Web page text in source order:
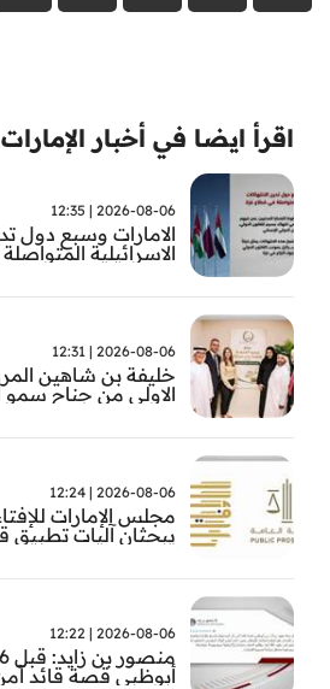
اقرأ ايضا في أخبار الإمارات
2026-08-06 | 12:35
الامارات وسبع دول
الاسرائيلية
2026-08-06 | 12:31
خليفة بن شاهين
الاولى من جناح
مستشفى المقاصد
2026-08-06 | 12:24
مجلس الإمارات
يبحثان آليات تطبيق
2026-08-06 | 12:22
أبوظبي قصة قائد